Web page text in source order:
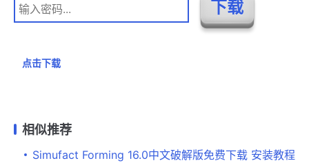
点击下载
相似推荐
Simufact Forming 16.0中文破解版免费下载 安装教程